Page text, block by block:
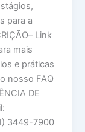
para a
Link
mais
e práticas
nosso FAQ
DE
3449-7900